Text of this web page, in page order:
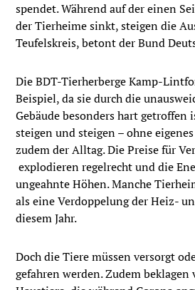
spendet. Während auf der einen
der Tierheime sinkt, steigen die
Teufelskreis, betont der Bund
Die BDT-Tierherberge Kamp-
Beispiel, da sie durch die
Gebäude besonders hart getroffen
steigen und steigen – ohne
zudem der Alltag. Die Preise für
explodieren regelrecht und die
ungeahnte Höhen. Manche
als eine Verdoppelung der Heiz-
diesem Jahr.
Doch die Tiere müssen versorgt
gefahren werden. Zudem beklagen